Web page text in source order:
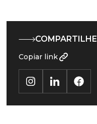
COMPARTILHE
Copiar link